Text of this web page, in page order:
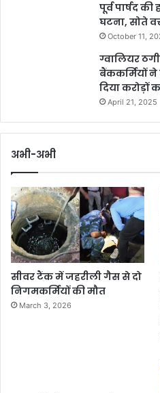
पूर्व पार्षद
घटना, सोते
October 11,
ग्वालियर
बैंककर्मियों
दिया करोड़ों
April 21, 2025
अभी-अभी
सीवर टैंक में जहरीली गैस से दो
निगमकर्मियों की मौत
March 3, 2026